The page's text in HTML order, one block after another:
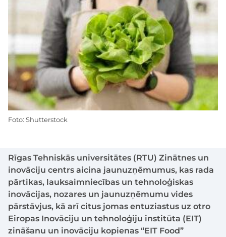
Rīgas Tehniskās universitātes (RTU) Zinātnes un
inovāciju centrs aicina jaunuzņēmumus, kas rada
pārtikas, lauksaimniecības un tehnoloģiskas
inovācijas, nozares un jaunuzņēmumu vides
pārstāvjus, kā arī citus jomas entuziastus uz otro
Eiropas Inovāciju un tehnoloģiju institūta (EIT)
zināšanu un inovāciju kopienas “EIT Food”
Foto: Shutterstock